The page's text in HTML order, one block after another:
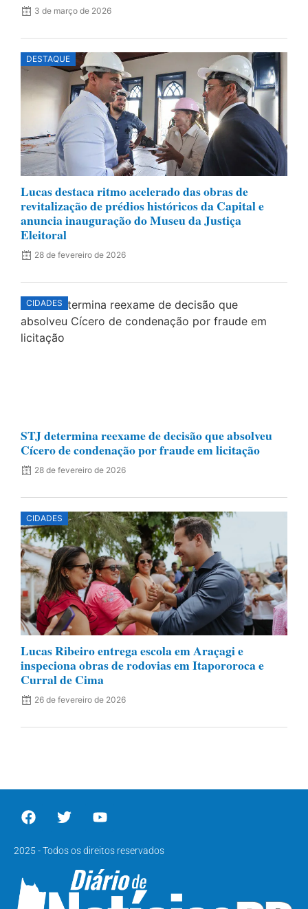
3 de março de 2026
DESTAQUE
Lucas destaca ritmo acelerado das obras de
revitalização de prédios históricos da Capital e
anuncia inauguração do Museu da Justiça
Eleitoral
28 de fevereiro de 2026
CIDADES
STJ determina reexame de decisão que absolveu
Cícero de condenação por fraude em licitação
28 de fevereiro de 2026
CIDADES
Lucas Ribeiro entrega escola em Araçagi e
inspeciona obras de rodovias em Itapororoca e
Curral de Cima
26 de fevereiro de 2026
2025 - Todos os direitos reservados